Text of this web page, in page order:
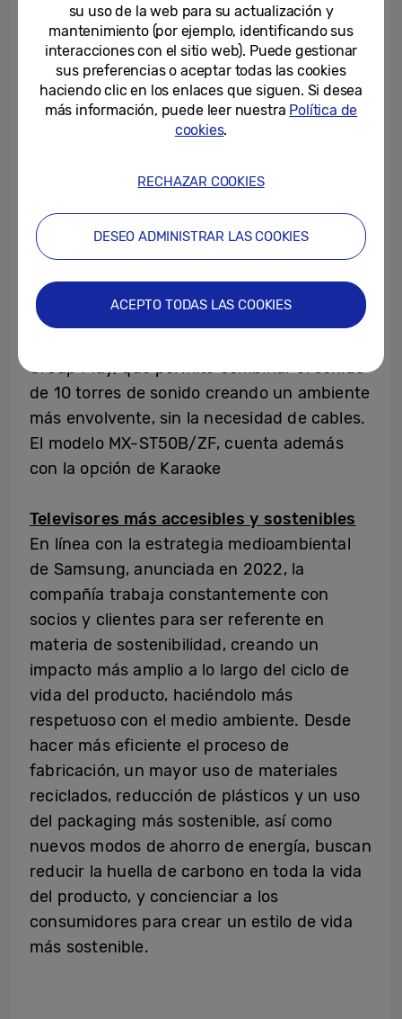
de alto y 38mm de profundidad, ofrece un
sonido envolvente con Dolby Atmos WiFi y
sus 3.1.2 canales. Ambas se sincronizan
fácilmente con cualquier televisor
ofreciendo un sonido nítido con graves
Samsung mantiene sus torres de sonido,
donde destacan modelos como MX-
ST40B/ZF y MX-ST50B/ZF, con hasta 240W
estancia. La batería integrada, permite
llevar la música a cualquier parte.
Group Play, que permite combinar el sonido
de 10 torres de sonido creando un ambiente
más envolvente, sin la necesidad de cables.
El modelo MX-ST50B/ZF, cuenta además
con la opción de Karaoke
Televisores más accesibles y sostenibles
En línea con la estrategia medioambiental
de Samsung, anunciada en 2022, la
compañía trabaja constantemente con
socios y clientes para ser referente en
materia de sostenibilidad, creando un
impacto más amplio a lo largo del ciclo de
vida del producto, haciéndolo más
respetuoso con el medio ambiente. Desde
hacer más eficiente el proceso de
fabricación, un mayor uso de materiales
reciclados, reducción de plásticos y un uso
del packaging más sostenible, así como
nuevos modos de ahorro de energía, buscan
reducir la huella de carbono en toda la vida
del producto, y concienciar a los
consumidores para crear un estilo de vida
más sostenible.
su uso de la web para su actualización y
mantenimiento (por ejemplo, identificando sus
interacciones con el sitio web). Puede gestionar
sus preferencias o aceptar todas las cookies
haciendo clic en los enlaces que siguen. Si desea
más información, puede leer nuestra Política de
cookies.
RECHAZAR COOKIES
DESEO ADMINISTRAR LAS COOKIES
ACEPTO TODAS LAS COOKIES